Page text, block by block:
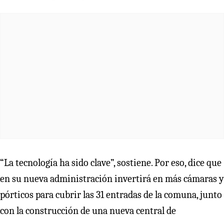
“La tecnología ha sido clave”, sostiene. Por eso, dice que
en su nueva administración invertirá en más cámaras y
pórticos para cubrir las 31 entradas de la comuna, junto
con la construcción de una nueva central de